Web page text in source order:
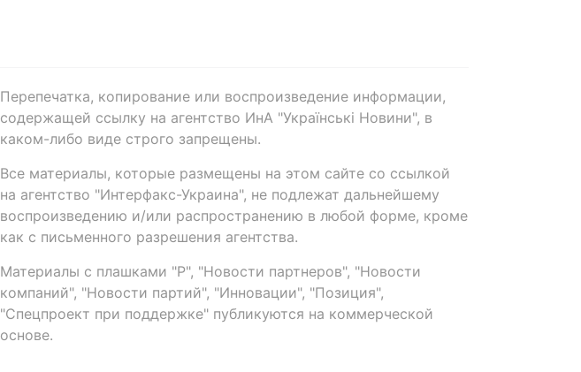
Перепечатка, копирование или воспроизведение информации,
содержащей ссылку на агентство ИнА "Українські Новини", в
каком-либо виде строго запрещены.
Все материалы, которые размещены на этом сайте со ссылкой
на агентство "Интерфакс-Украина", не подлежат дальнейшему
воспроизведению и/или распространению в любой форме, кроме
как с письменного разрешения агентства.
Материалы с плашками "Р", "Новости партнеров", "Новости
компаний", "Новости партий", "Инновации", "Позиция",
"Спецпроект при поддержке" публикуются на коммерческой
основе.